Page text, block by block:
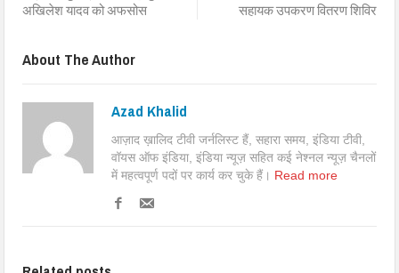
अखिलेश यादव को अफसोस
सहायक उपकरण वितरण शिविर
About The Author
Azad Khalid
आज़ाद ख़ालिद टीवी जर्नलिस्ट हैं, सहारा समय, इंडिया टीवी,
वॉयस ऑफ इंडिया, इंडिया न्यूज़ सहित कई नेश्नल न्यूज़ चैनलों
में महत्वपूर्ण पदों पर कार्य कर चुके हैं। Read more